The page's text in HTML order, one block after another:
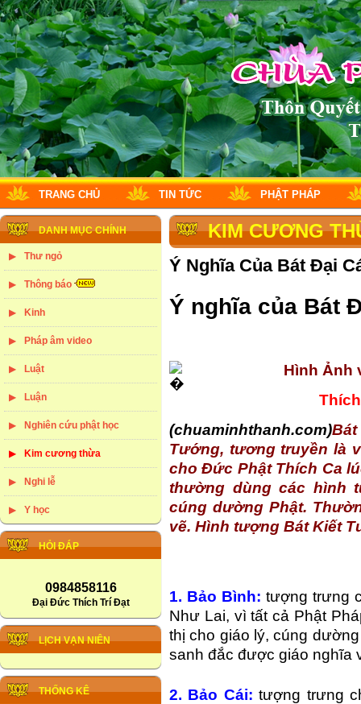
TRANG CHỦ TIN TỨC PHẬT PHÁP
DANH MỤC CHÍNH
Thư ngỏ
Thông báo
Kinh
Pháp âm video
Luật
Luận
Nghiên cứu phật học
Kim cương thừa
Nghi lễ
Y học
HỎI ĐÁP
0984858116
Đại Đức Thích Trí Đạt
LỊCH VẠN NIÊN
THỐNG KÊ
KIM CƯƠNG
Ý Nghĩa Của Bát Đại
Ý nghĩa của Bát
Hình Ảnh
(chuaminhthanh.com)
Tướng, tương truyền là
cho Đức Phật Thích Ca
thường dùng các hình
cúng dường Phật.
vẽ. Hình tượng Bát Kiết
1. Bảo Bình: tượng trưng
Như Lai, vì tất cả Phật
thị cho giáo lý, cúng
sanh đắc được giáo nghĩa
2. Bảo Cái: tượng trưng